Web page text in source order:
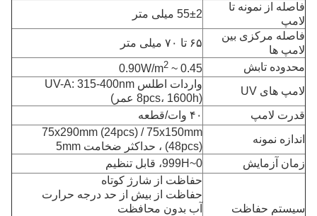
فاصله از نمونه تا
لامپ
55±2 میلی متر
فاصله مرکزی بین
لامپ ها
۶۵ تا ۷۰ میلی متر
محدوده تابش
0.45 ~ 0.90W/m
2
لامپ های UV
واردات اطلس UV-A: 315-400nm
(8pcs، 1600h عمر)
قدرت لامپ
۴۰ وات/قطعه
اندازه نمونه
75x290mm (24pcs) / 75x150mm
(48pcs) ، حداکثر ضخامت 5mm
زمان آزمایش
0~999H، قابل تنظیم
سیستم حفاظت
حفاظت از شارژ کوتاه
حفاظت از بیش از حد درجه حرارت
آب بدون محافظت